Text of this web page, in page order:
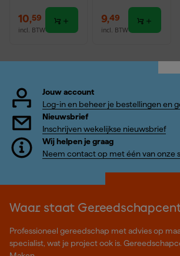
10,59
incl. BTW
9,49
incl. BTW
Jouw account
Log-in en beheer je bestellingen en
Nieuwsbrief
Inschrijven wekelijkse nieuwsbrief
Wij helpen je graag
Neem contact op met één van onze
Waar staat
Professioneel gereedschap met advies op
specialist, wat je project ook is.